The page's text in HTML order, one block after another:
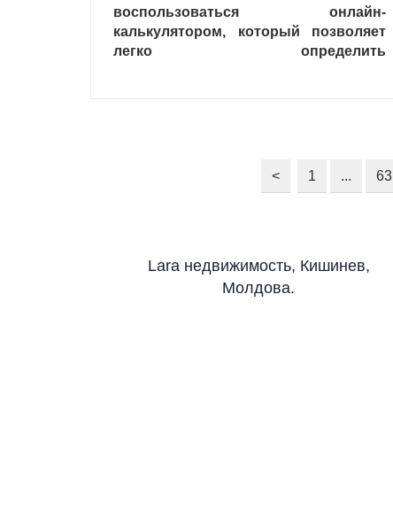
воспользоваться онлайн-
калькулятором, который позволяет
легко определить
< 1 ... 63
Lara недвижимость, Кишинев,
Молдова.